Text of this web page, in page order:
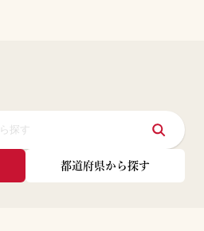
都道府県から探す